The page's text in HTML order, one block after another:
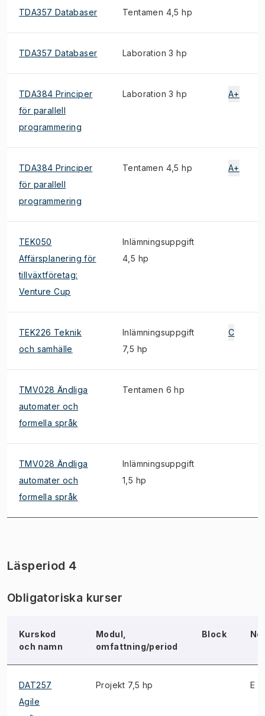
TDA357 Databaser Tentamen 4,5 hp
TDA357 Databaser Laboration 3 hp
TDA384 Principer
för parallell
programmering
Laboration 3 hp A+
TDA384 Principer
för parallell
programmering
Tentamen 4,5 hp A+
TEK050
Affärsplanering för
tillväxtföretag:
Venture Cup
Inlämningsuppgift
4,5 hp
TEK226 Teknik
och samhälle
Inlämningsuppgift
7,5 hp
C
TMV028 Ändliga
automater och
formella språk
Tentamen 6 hp
TMV028 Ändliga
automater och
formella språk
Inlämningsuppgift
1,5 hp
Läsperiod 4
Obligatoriska kurser
Kurskod
och namn
Modul,
omfattning/period
Block
DAT257
Agile
Projekt 7,5 hp E